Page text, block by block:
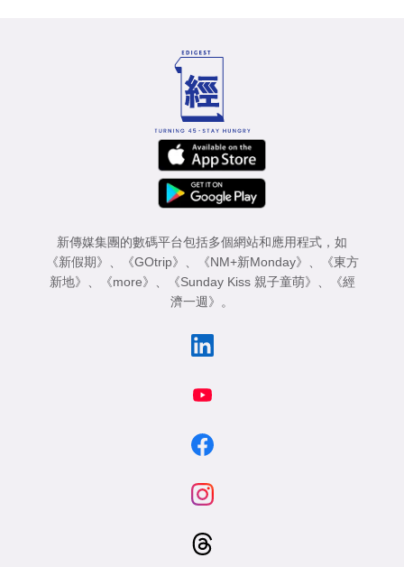
新傳媒集團的數碼平台包括多個網站和應用程式，如
《新假期》 、 《GOtrip》 、 《NM+新Monday》 、
《東方
新地》 、 《more》 、 《Sunday Kiss 親子童萌》 、
《經
濟一週》 。